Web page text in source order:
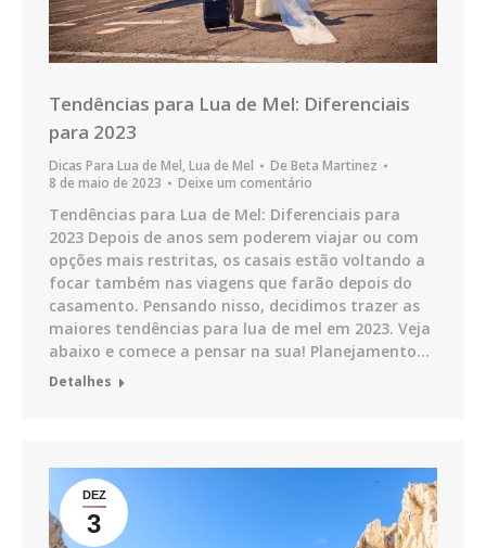
Tendências para Lua de Mel: Diferenciais
para 2023
Dicas Para Lua de Mel,Lua de Mel De Beta Martinez
8 de maio de 2023
Deixe um comentário
Tendências para Lua de Mel: Diferenciais para
2023 Depois de anos sem poderem viajar ou com
opções mais restritas, os casais estão voltando a
focar também nas viagens que farão depois do
casamento. Pensando nisso, decidimos trazer as
maiores tendências para lua de mel em 2023. Veja
abaixo e comece a pensar na sua! Planejamento…
Detalhes
DEZ
3